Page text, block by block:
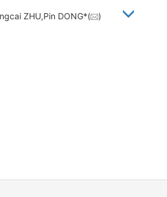
ZHU,Pin DONG*( )